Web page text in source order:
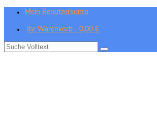
Mein Benutzerkonto
Ihr Warenkorb - 0,00 €
Suche